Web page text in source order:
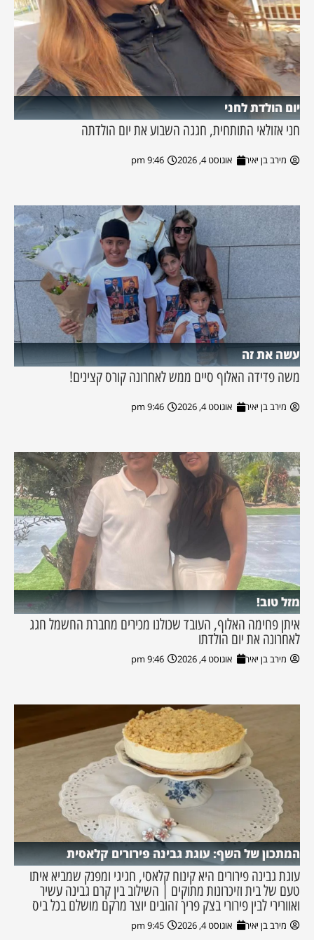
יום הולדת לחני
חני אזולאי התותחית, חגגה השבוע את יום הולדתה
מירב בן יאיר אוגוסט 4, 2026 9:46 pm
עשה את זה
משה פדידה האלוף סיים ממש לאחרונה קורס קצינים!
מירב בן יאיר אוגוסט 4, 2026 9:46 pm
מזל טוב!
איתן פחימה האלוף, העובד שכולנו מכירים מחברת החשמל חגג
לאחרונה את יום הולדתו
מירב בן יאיר אוגוסט 4, 2026 9:46 pm
המתכון של השף: עוגת גבינה פירורים קלאסית
עוגת גבינה פירורים היא קינוח קלאסי, חגיגי ומפנק שמביא איתו
טעם של בית וזיכרונות מתוקים | השילוב בין קרם גבינה עשיר
ואוורירי לבין פירורי בצק פריך זהובים יוצר מרקם מושלם בכל ביס
מירב בן יאיר אוגוסט 4, 2026 9:45 pm